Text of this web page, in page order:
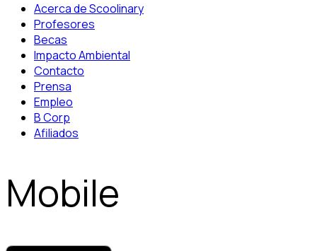
Acerca de Scoolinary
Profesores
Becas
Impacto Ambiental
Contacto
Prensa
Empleo
B Corp
Afiliados
Mobile